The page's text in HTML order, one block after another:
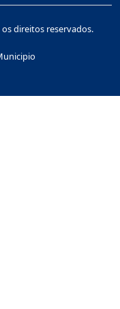
direitos reservados.